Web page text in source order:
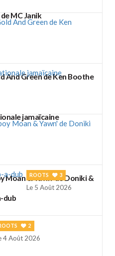
MC Janik
And Green de Ken Boothe
jamaïcaine
Moan & Yawn' de Doniki &
ROOTS 3
Le 5 Août 2026
dub
2
4 Août 2026